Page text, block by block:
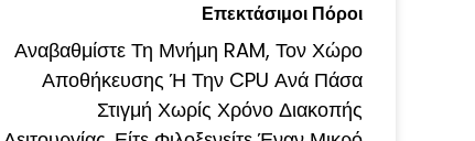
Επεκτάσιμοι Πόροι
Αναβαθμίστε Τη Μνήμη RAM, Τον Χώρο
Αποθήκευσης Ή Την CPU Ανά Πάσα
Στιγμή Χωρίς Χρόνο Διακοπής